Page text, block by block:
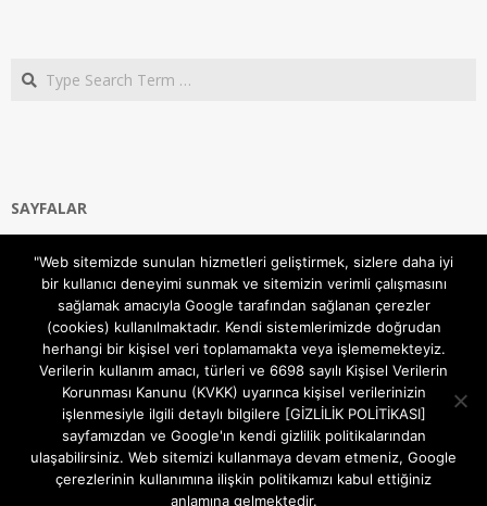
Search
SAYFALAR
Gizlilik ve Çerezler (Cookies) Politikası
Hakkımızda
İletişim Kanalları
MODEM KURULUM
TEKNİK DESTEK
TELEVİZYON SİSTEMLERİ
"Web sitemizde sunulan hizmetleri geliştirmek, sizlere daha iyi
bir kullanıcı deneyimi sunmak ve sitemizin verimli çalışmasını
sağlamak amacıyla Google tarafından sağlanan çerezler
(cookies) kullanılmaktadır. Kendi sistemlerimizde doğrudan
herhangi bir kişisel veri toplamamakta veya işlememekteyiz.
Verilerin kullanım amacı, türleri ve 6698 sayılı Kişisel Verilerin
Korunması Kanunu (KVKK) uyarınca kişisel verilerinizin
işlenmesiyle ilgili detaylı bilgilere [GİZLİLİK POLİTİKASI]
sayfamızdan ve Google'ın kendi gizlilik politikalarından
ulaşabilirsiniz. Web sitemizi kullanmaya devam etmeniz, Google
çerezlerinin kullanımına ilişkin politikamızı kabul ettiğiniz
anlamına gelmektedir.